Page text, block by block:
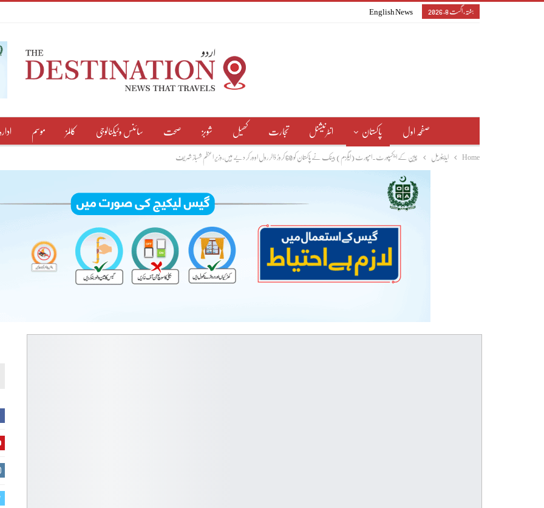
ہفتہ, اگست 8, 2026 English News
صفحہ اول پاکستان انٹرنیشنل تجارت کھیل شوبز صحت سائنس وٹیکنالوجی کالمز موسم ادارہ
Home ایڈیٹوریل چین کے ایکسپورٹ۔امپورٹ (ایگزم) بینک نے پاکستان کو 60 کروڑ ڈالر رول اوور کر دیے ہیں،وزیر اعظم شہباز شریف